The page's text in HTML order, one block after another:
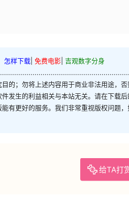
怎样下载 免费电影 吉观数字分身
的；勿将上述内容用于商业非法用途，
发生的利益相关与本站无关。请在下载
有更好的服务。我们非常重视版权问题
给TA打